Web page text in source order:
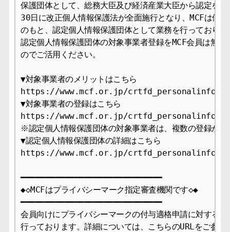
保護団体として、総務大臣及び経済産業大臣から認定を
30日に改正個人情報保護法が全面施行となり、MCFは個
のもと、認定個人情報保護団体として業務を行っておりま
認定個人情報保護団体の対象事業者登録をMCF会員は無料
のでご活用ください。
▼対象事業者のメリットはこちら
https://www.mcf.or.jp/crtfd_personalinfo/
▼対象事業者の登録はこちら
https://www.mcf.or.jp/crtfd_personalinfo/
※認定個人情報保護団体の対象事業者は、複数の登録が可
▼認定個人情報保護団体の詳細はこちら
https://www.mcf.or.jp/crtfd_personalinfo
━━━━━━━━━━━━━━━━━━━━━━━━━━━━━
◆◇MCFはプライバシーマーク指定審査機関です◇◆
━━━━━━━━━━━━━━━━━━━━━━━━━━━━━
会員向けにプライバシーマークの付与適格申請に対する審
行っております。詳細については、こちらのURLをご参照